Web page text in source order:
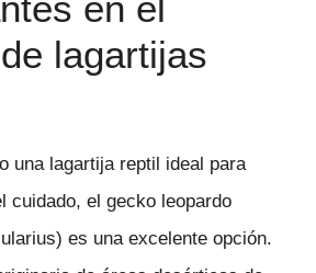
lagartijas
una lagartija reptil ideal para
cuidado, el gecko leopardo
es una excelente opción.